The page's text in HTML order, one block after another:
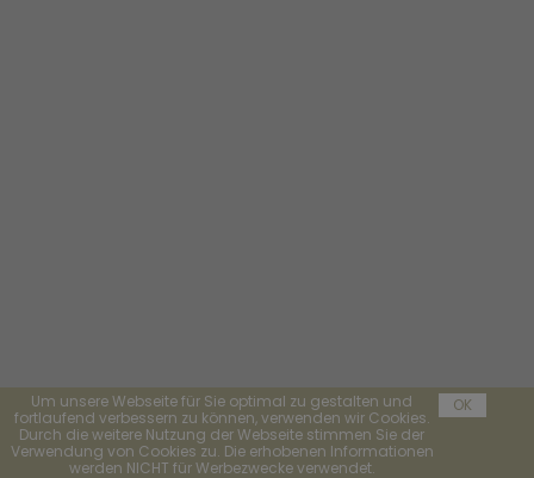
Um unsere Webseite für Sie optimal zu gestalten und
fortlaufend verbessern zu können, verwenden wir Cookies.
Durch die weitere Nutzung der Webseite stimmen Sie der
Verwendung von Cookies zu. Die erhobenen Informationen
werden NICHT für Werbezwecke verwendet.
OK